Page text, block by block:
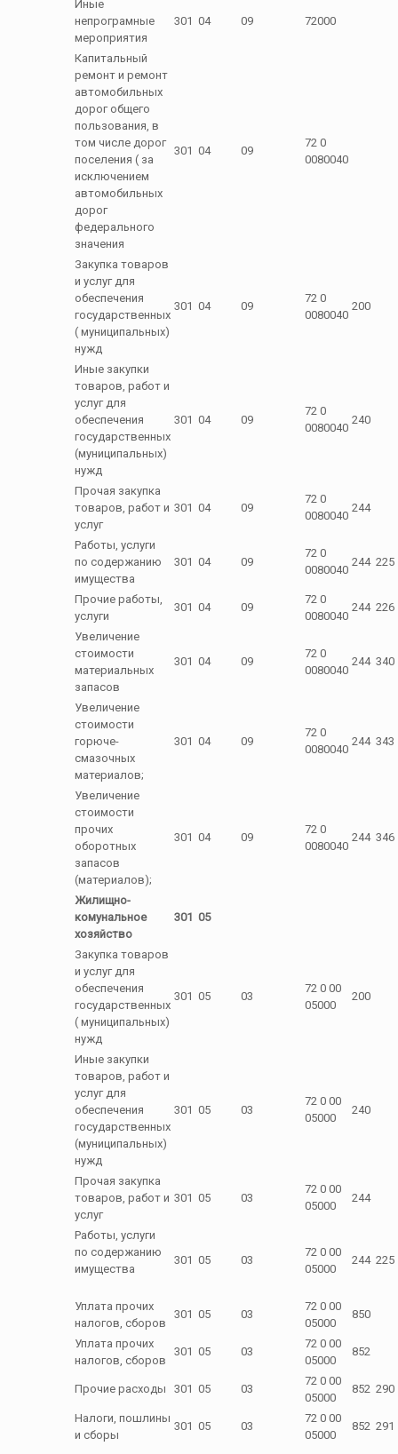
Иные
непрограмные
мероприятия
301 04 09 72000
Капитальный
ремонт и ремонт
автомобильных
дорог общего
пользования, в
том числе дорог
поселения ( за
исключением
автомобильных
дорог
федерального
значения
301 04 09
72 0
0080040
Закупка товаров
и услуг для
обеспечения
государственных
( муниципальных)
нужд
301 04 09
72 0
0080040
200
Иные закупки
товаров, работ и
услуг для
обеспечения
государственных
(муниципальных)
нужд
301 04 09
72 0
0080040
240
Прочая закупка
товаров, работ и
услуг
301 04 09
72 0
0080040
244
Работы, услуги
по содержанию
имущества
301 04 09
72 0
0080040
244 225
Прочие работы,
услуги
301 04 09
72 0
0080040
244 226
Увеличение
стоимости
материальных
запасов
301 04 09
72 0
0080040
244 340
Увеличение
стоимости
горюче-
смазочных
материалов;
301 04 09
72 0
0080040
244 343
Увеличение
стоимости
прочих
оборотных
запасов
(материалов);
301 04 09
72 0
0080040
244 346
Жилищно-
комунальное
хозяйство
301 05
Закупка товаров
и услуг для
обеспечения
государственных
( муниципальных)
нужд
301 05 03
72 0 00
05000
200
Иные закупки
товаров, работ и
услуг для
обеспечения
государственных
(муниципальных)
нужд
301 05 03
72 0 00
05000
240
Прочая закупка
товаров, работ и
услуг
301 05 03
72 0 00
05000
244
Работы, услуги
по содержанию
имущества
301 05 03
72 0 00
05000
244 225
Уплата прочих
налогов, сборов
301 05 03
72 0 00
05000
850
Уплата прочих
налогов, сборов
301 05 03
72 0 00
05000
852
Прочие расходы 301 05 03
72 0 00
05000
852 290
Налоги, пошлины
и сборы
301 05 03
72 0 00
05000
852 291